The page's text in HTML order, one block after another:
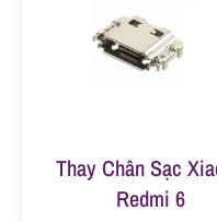
Thay Chân Sạc
Redmi 6